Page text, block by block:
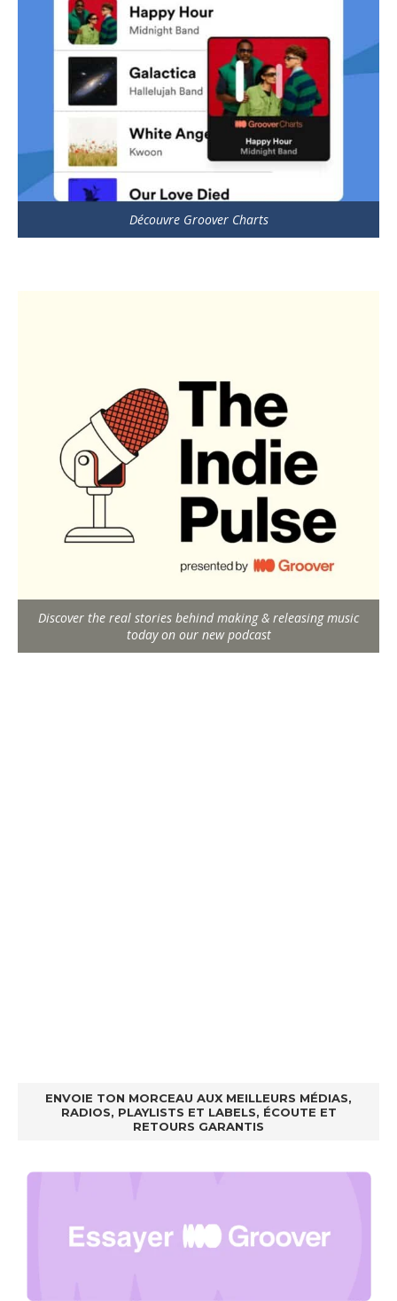
Découvre Groover Charts
Discover the real stories behind making & releasing music
today on our new podcast
ENVOIE TON MORCEAU AUX MEILLEURS MÉDIAS,
RADIOS, PLAYLISTS ET LABELS, ÉCOUTE ET
RETOURS GARANTIS